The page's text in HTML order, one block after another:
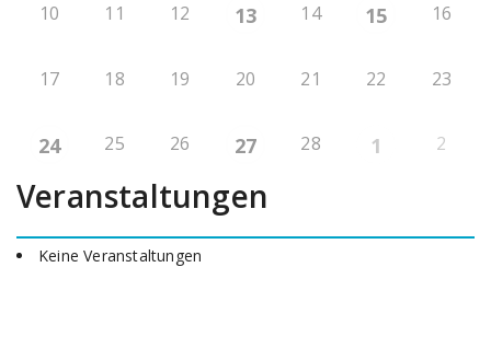
10 11 12 13 14 15 16
17 18 19 20 21 22 23
24 25 26 27 28 1 2
Veranstaltungen
Keine Veranstaltungen